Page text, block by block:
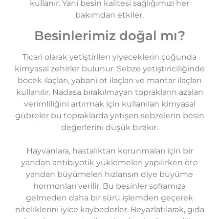
kullanır. Yani besin kalitesi sağlığımızı her
bakımdan etkiler.
Besinlerimiz doğal mı?
Ticari olarak yetiştirilen yiyeceklerin çoğunda
kimyasal zehirler bulunur. Sebze yetiştiriciliğinde
böcek ilaçları, yabani ot ilaçları ve mantar ilaçları
kullanılır. Nadasa bırakılmayan toprakların azalan
verimliliğini artırmak için kullanılan kimyasal
gübreler bu topraklarda yetişen sebzelerin besin
değerlerini düşük bırakır.
Hayvanlara, hastalıktan korunmaları için bir
yandan antibiyotik yüklemeleri yapılırken öte
yandan büyümeleri hızlansın diye büyüme
hormonları verilir. Bu besinler soframıza
gelmeden daha bir sürü işlemden geçerek
niteliklerini iyice kaybederler. Beyazlatılarak, gıda